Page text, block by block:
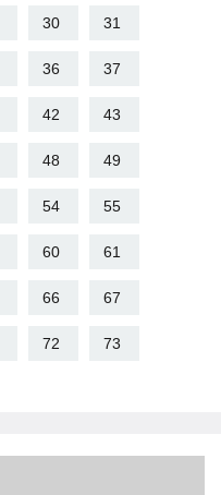
30 31
36 37
42 43
48 49
54 55
60 61
66 67
72 73